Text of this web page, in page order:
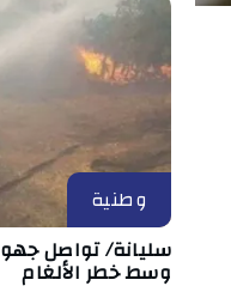
وطنية
سليانة/ تواصل
وسط خطر الألغام